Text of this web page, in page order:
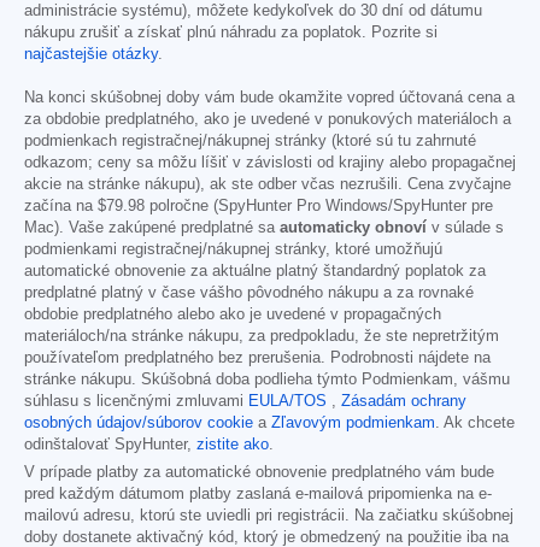
administrácie systému), môžete kedykoľvek do 30 dní od dátumu
nákupu zrušiť a získať plnú náhradu za poplatok. Pozrite si
najčastejšie otázky.
Na konci skúšobnej doby vám bude okamžite vopred účtovaná cena a
za obdobie predplatného, ako je uvedené v ponukových materiáloch a
podmienkach registračnej/nákupnej stránky (ktoré sú tu zahrnuté
odkazom; ceny sa môžu líšiť v závislosti od krajiny alebo propagačnej
akcie na stránke nákupu), ak ste odber včas nezrušili. Cena zvyčajne
začína na $79.98 polročne (SpyHunter Pro Windows/SpyHunter pre
Mac). Vaše zakúpené predplatné sa automaticky obnoví v súlade s
podmienkami registračnej/nákupnej stránky, ktoré umožňujú
automatické obnovenie za aktuálne platný štandardný poplatok za
predplatné platný v čase vášho pôvodného nákupu a za rovnaké
obdobie predplatného alebo ako je uvedené v propagačných
materiáloch/na stránke nákupu, za predpokladu, že ste nepretržitým
používateľom predplatného bez prerušenia. Podrobnosti nájdete na
stránke nákupu. Skúšobná doba podlieha týmto Podmienkam, vášmu
súhlasu s licenčnými zmluvami EULA/TOS , Zásadám ochrany
osobných údajov/súborov cookie a Zľavovým podmienkam. Ak chcete
odinštalovať SpyHunter, zistite ako.
V prípade platby za automatické obnovenie predplatného vám bude
pred každým dátumom platby zaslaná e-mailová pripomienka na e-
mailovú adresu, ktorú ste uviedli pri registrácii. Na začiatku skúšobnej
doby dostanete aktivačný kód, ktorý je obmedzený na použitie iba na